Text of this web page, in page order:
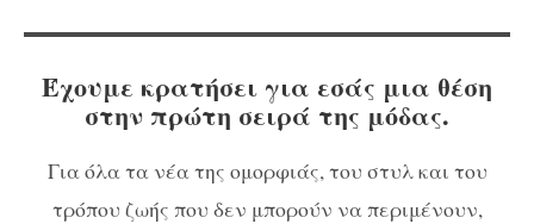
Έχουμε κρατήσει για εσάς μια θέση
στην πρώτη σειρά της μόδας.
Για όλα τα νέα της ομορφιάς, του στυλ και του
τρόπου ζωής που δεν μπορούν να περιμένουν,